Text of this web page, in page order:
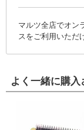
マルツ全店でオン
スをご利用いただ
よく一緒に購